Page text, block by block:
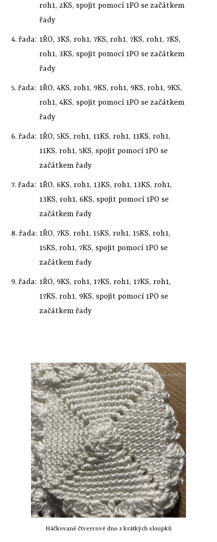
roh1, 2KS, spojit pomocí 1PO se začátkem
řady
4. řada: 1ŘO, 3KS, roh1, 7KS, roh1, 7KS, roh1, 7KS,
roh1, 3KS, spojit pomocí 1PO se začátkem
řady
5. řada: 1ŘO, 4KS, roh1, 9KS, roh1, 9KS, roh1, 9KS,
roh1, 4KS, spojit pomocí 1PO se začátkem
řady
6. řada: 1ŘO, 5KS, roh1, 11KS, roh1, 11KS, roh1,
11KS, roh1, 5KS, spojit pomocí 1PO se
začátkem řady
7. řada: 1ŘO, 6KS, roh1, 13KS, roh1, 13KS, roh1,
13KS, roh1, 6KS, spojit pomocí 1PO se
začátkem řady
8. řada: 1ŘO, 7KS, roh1, 15KS, roh1, 15KS, roh1,
15KS, roh1, 7KS, spojit pomocí 1PO se
začátkem řady
9. řada: 1ŘO, 9KS, roh1, 17KS, roh1, 17KS, roh1,
17KS, roh1, 9KS, spojit pomocí 1PO se
začátkem řady
Háčkované čtvercové dno z krátkých sloupků